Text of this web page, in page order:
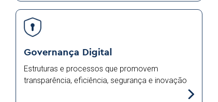
Governança Digital
Estruturas e processos que promovem
transparência, eficiência, segurança e inovação